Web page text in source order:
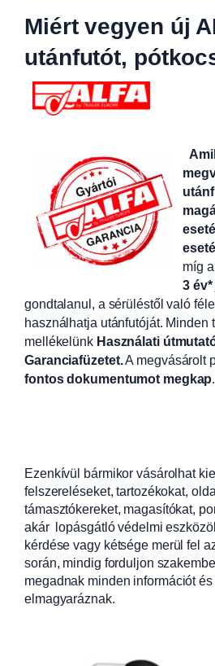
Miért vegyen új
utánfutót,
míg
3
gondtalanul, a sérüléstől való
használhatja utánfutóját. Minden
mellékelünk Használati
Garanciafüzetet.A megvásárolt
fontos dokumentumot megkap.
Ezenkívül bármikor vásárolhat
felszereléseket, tartozékokat,
támasztókereket, magasítókat,
akár lopásgátló védelmi
kérdése vagy kétsége merül fel
során, mindig forduljon
megadnak minden információt
elmagyaráznak.